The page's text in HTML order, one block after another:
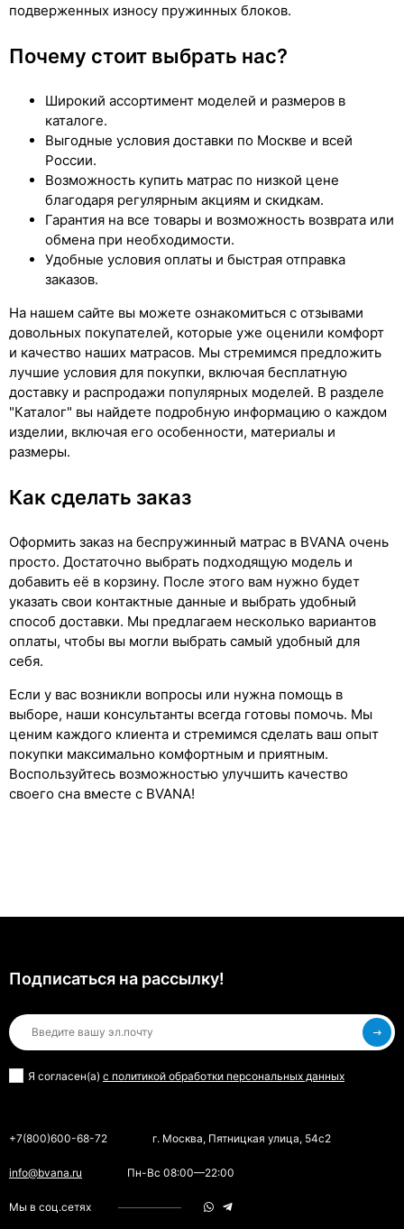
подверженных износу пружинных блоков.
Почему стоит выбрать нас?
Широкий ассортимент моделей и размеров в
каталоге.
Выгодные условия доставки по Москве и всей
России.
Возможность купить матрас по низкой цене
благодаря регулярным акциям и скидкам.
Гарантия на все товары и возможность возврата или
обмена при необходимости.
Удобные условия оплаты и быстрая отправка
заказов.
На нашем сайте вы можете ознакомиться с отзывами
довольных покупателей, которые уже оценили комфорт
и качество наших матрасов. Мы стремимся предложить
лучшие условия для покупки, включая бесплатную
доставку и распродажи популярных моделей. В разделе
"Каталог" вы найдете подробную информацию о каждом
изделии, включая его особенности, материалы и
размеры.
Как сделать заказ
Оформить заказ на беспружинный матрас в BVANA очень
просто. Достаточно выбрать подходящую модель и
добавить её в корзину. После этого вам нужно будет
указать свои контактные данные и выбрать удобный
способ доставки. Мы предлагаем несколько вариантов
оплаты, чтобы вы могли выбрать самый удобный для
себя.
Если у вас возникли вопросы или нужна помощь в
выборе, наши консультанты всегда готовы помочь. Мы
ценим каждого клиента и стремимся сделать ваш опыт
покупки максимально комфортным и приятным.
Воспользуйтесь возможностью улучшить качество
своего сна вместе с BVANA!
Подписаться на рассылкy!
Я согласен(a) с политикой обработки персональных данных
+7(800)600-68-72 г. Москва, Пятницкая улица, 54с2
info@bvana.ru Пн-Вс 08:00—22:00
Мы в соц.сетях